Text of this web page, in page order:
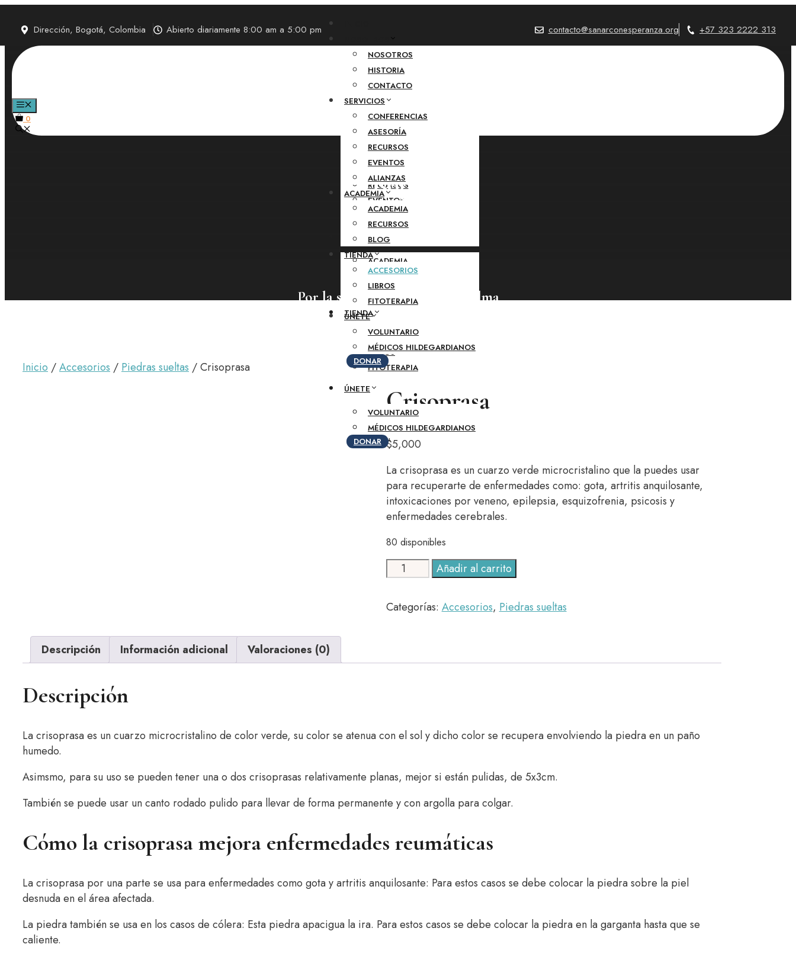
contenido
Dirección, Bogotá, Colombia Abierto diariamente 8:00 am a 5:00 pm contacto@sanarconesperanza.org +57 323 2222 313
NOSOTROS
HISTORIA
CONTACTO
SERVICIOS
CONFERENCIAS
ASESORÍA
RECURSOS
EVENTOS
ALIANZAS
ACADEMIA
ACADEMIA
RECURSOS
BLOG
TIENDA
ACCESORIOS
LIBROS
FITOTERAPIA
ÚNETE
VOLUNTARIO
MÉDICOS HILDEGARDIANOS
DONAR
0
Crisoprasa
Por la salud del cuerpo y del alma
Inicio /Accesorios / Piedras sueltas / Crisoprasa
Crisoprasa
$5,000
La crisoprasa es un cuarzo verde microcristalino que la puedes usar
para recuperarte de enfermedades como: gota, artritis anquilosante,
intoxicaciones por veneno, epilepsia, esquizofrenia, psicosis y
enfermedades cerebrales.
80 disponibles
Crisoprasa
cantidad
Añadir al carrito
Categorías: Accesorios, Piedras sueltas
Descripción Información adicional Valoraciones (0)
Descripción
La crisoprasa es un cuarzo microcristalino de color verde, su color se atenua con el sol y dicho color se recupera envolviendo la piedra en un paño
humedo.
Asimsmo, para su uso se pueden tener una o dos crisoprasas relativamente planas, mejor si están pulidas, de 5x3cm.
También se puede usar un canto rodado pulido para llevar de forma permanente y con argolla para colgar.
Cómo la crisoprasa mejora enfermedades reumáticas
La crisoprasa por una parte se usa para enfermedades como gota y artritis anquilosante: Para estos casos se debe colocar la piedra sobre la piel
desnuda en el área afectada.
La piedra también se usa en los casos de cólera: Esta piedra apacigua la ira. Para estos casos se debe colocar la piedra en la garganta hasta que se
caliente.
NOSOTROS
SERVICIOS
CONFERENCIAS
ASESORÍA
RECURSOS
EVENTOS
ALIANZAS
ACADEMIA
ACADEMIA
RECURSOS
BLOG
TIENDA
ACCESORIOS
LIBROS
FITOTERAPIA
ÚNETE
VOLUNTARIO
MÉDICOS HILDEGARDIANOS
DONAR